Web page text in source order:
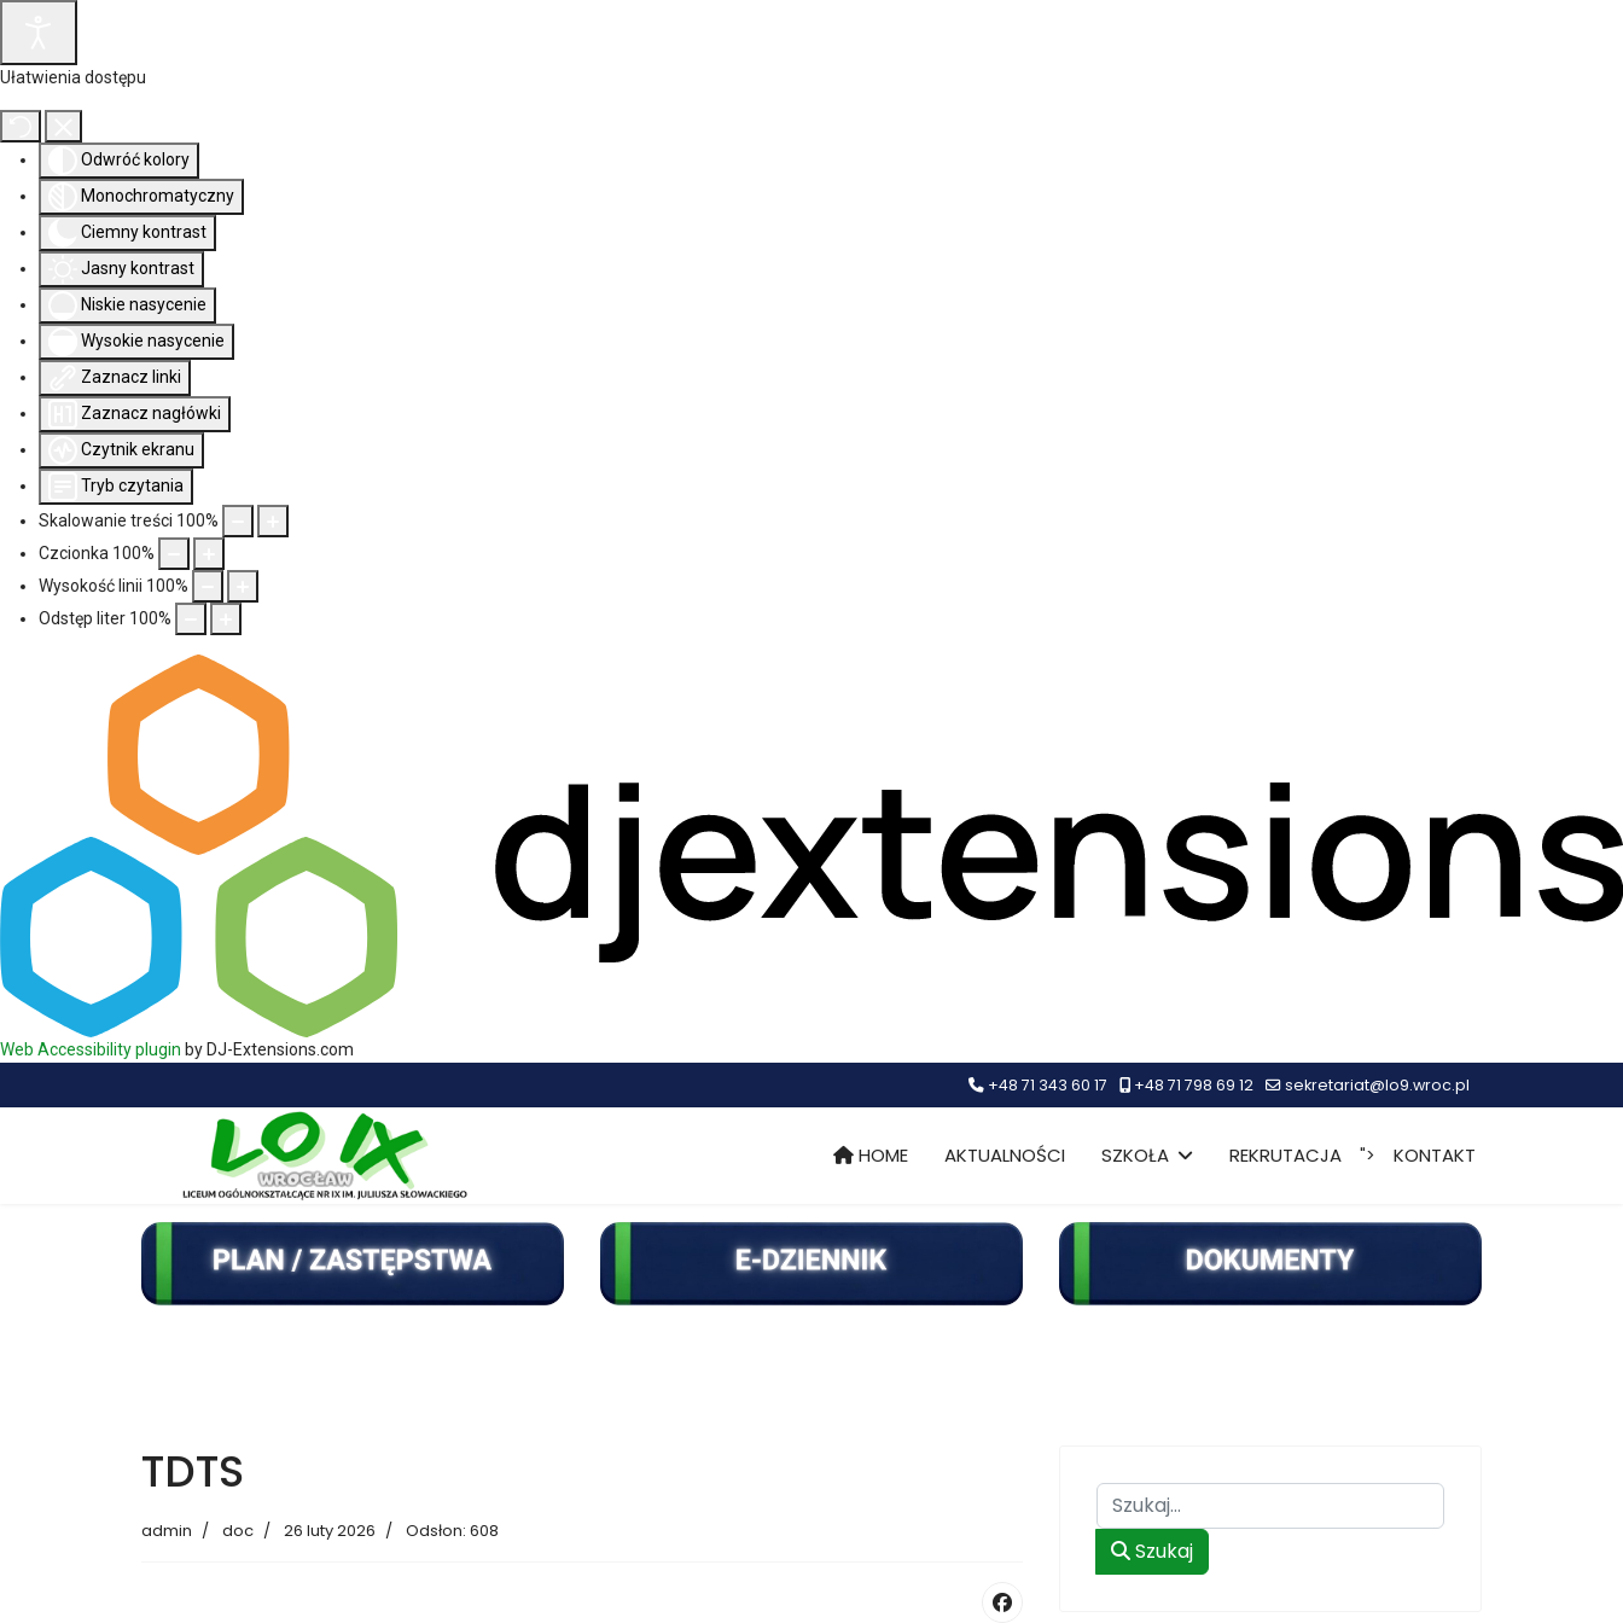
Ułatwienia dostępu
Odwróć kolory
Monochromatyczny
Ciemny kontrast
Jasny kontrast
Niskie nasycenie
Wysokie nasycenie
Zaznacz linki
Zaznacz nagłówki
Czytnik ekranu
Tryb czytania
Skalowanie treści 100%
Czcionka 100%
Wysokość linii 100%
Odstęp liter 100%
Web Accessibility plugin by DJ-Extensions.com
+48 71 343 60 17 +48 71 798 69 12 sekretariat@lo9.wroc.pl
HOME AKTUALNOŚCI SZKOŁA REKRUTACJA "> KONTAKT
TDTS
admin doc 26 luty 2026 Odsłon: 608
Szukaj
Szukaj